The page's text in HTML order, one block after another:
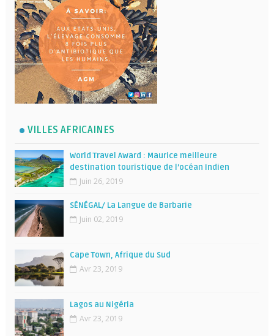
VILLES AFRICAINES
World Travel Award : Maurice meilleure
destination touristique de l’océan Indien
Juin 26, 2019
SÉNÉGAL/ La Langue de Barbarie
Juin 02, 2019
Cape Town, Afrique du Sud
Avr 23, 2019
Lagos au Nigéria
Avr 23, 2019